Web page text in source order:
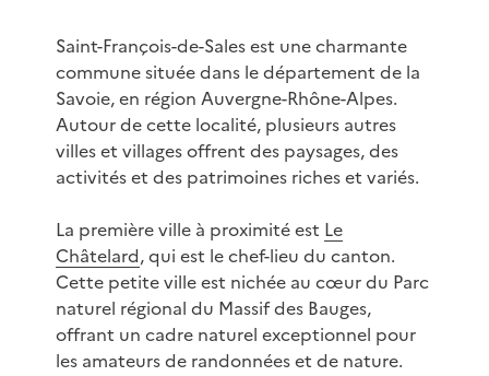
Saint-François-de-Sales est une charmante
commune située dans le département de la
Savoie, en région Auvergne-Rhône-Alpes.
Autour de cette localité, plusieurs autres
villes et villages offrent des paysages, des
activités et des patrimoines riches et variés.
La première ville à proximité est Le
Châtelard, qui est le chef-lieu du canton.
Cette petite ville est nichée au cœur du Parc
naturel régional du Massif des Bauges,
offrant un cadre naturel exceptionnel pour
les amateurs de randonnées et de nature.